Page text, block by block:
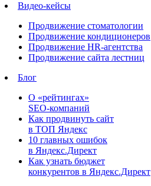
Видео-кейсы
Продвижение стоматологии
Продвижение кондиционеров
Продвижение HR-агентства
Продвижение сайта лестниц
Блог
О «рейтингах»
SEO-компаний
Как продвинуть сайт
в ТОП Яндекс
10 главных ошибок
в Яндекс.Директ
Как узнать бюджет
конкурентов в Яндекс.Директ